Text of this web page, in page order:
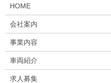
HOME
会社案内
事業内容
車両紹介
求人募集